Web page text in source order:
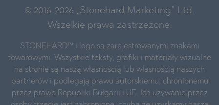
© 2016-2026 „Stonehard Marketing” Ltd.
Wszelkie prawa zastrzeżone.
STONEHARD™ i logo są zarejestrowanymi znakami
towarowymi. Wszystkie teksty, grafiki i materiały wizualne
na stronie są naszą własnością lub własnością naszych
partnerów i podlegają prawu autorskiemu, chronionemu
przez prawo Republiki Bułgarii i UE. Ich używanie przez